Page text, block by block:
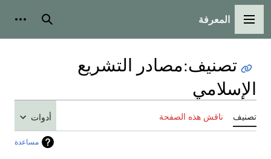
القائمة الرئيسية
المعرفة بحث
تصنيف:مصادر التشريع
الإسلامي
تصنيف ناقش هذه الصفحة أدوات
مساعدة